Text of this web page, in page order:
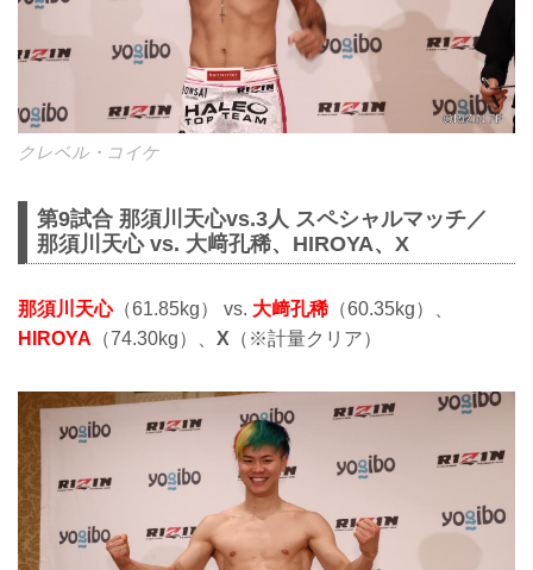
クレベル・コイケ
第9試合 那須川天心vs.3人 スペシャルマッチ／
那須川天心 vs. 大﨑孔稀、HIROYA、X
那須川天心（61.85kg） vs. 大﨑孔稀 （60.35kg）、
HIROYA （74.30kg）、 X （※計量クリア）